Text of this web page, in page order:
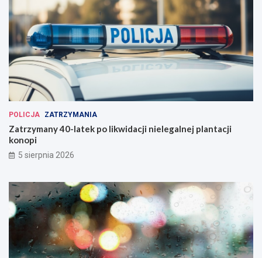
POLICJA ZATRZYMANIA
Zatrzymany 40-latek po likwidacji nielegalnej plantacji
konopi
5 sierpnia 2026